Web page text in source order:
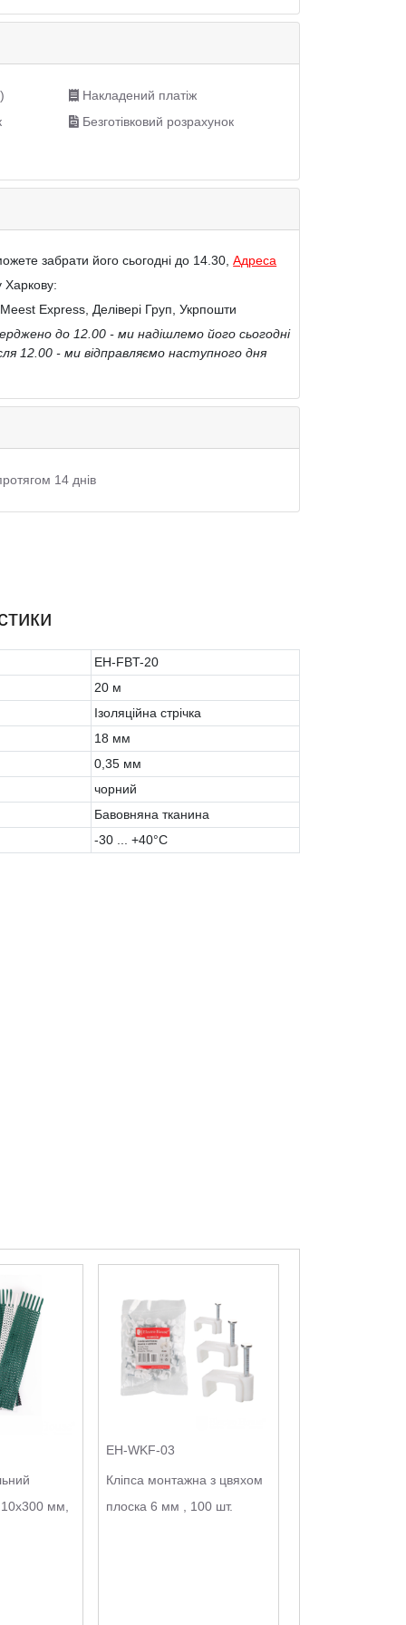
Накладений платіж
Безготівковий розрахунок
забрати його сьогодні до 14.30, Адреса
Харкову:
Express, Делівері Груп, Укрпошти
до 12.00 - ми надішлемо його сьогодні
12.00 - ми відправляємо наступного дня
14 днів
EH-FBT-20
20 м
Ізоляційна стрічка
18 мм
0,35 мм
чорний
Бавовняна тканина
-30 ... +40°С
мм,
EH-WKF-03
Кліпса монтажна з цвяхом
плоска 6 мм , 100 шт.